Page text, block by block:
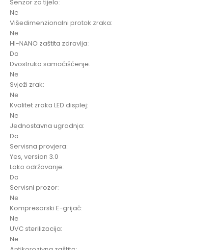
Senzor za tijelo:
Ne
Višedimenzionalni protok zraka:
Ne
HI-NANO zaštita zdravlja:
Da
Dvostruko samočišćenje:
Ne
Svježi zrak:
Ne
Kvalitet zraka LED displej:
Ne
Jednostavna ugradnja:
Da
Servisna provjera:
Yes, version 3.0
Lako održavanje:
Da
Servisni prozor:
Ne
Kompresorski E-grijač:
Ne
UVC sterilizacija:
Ne